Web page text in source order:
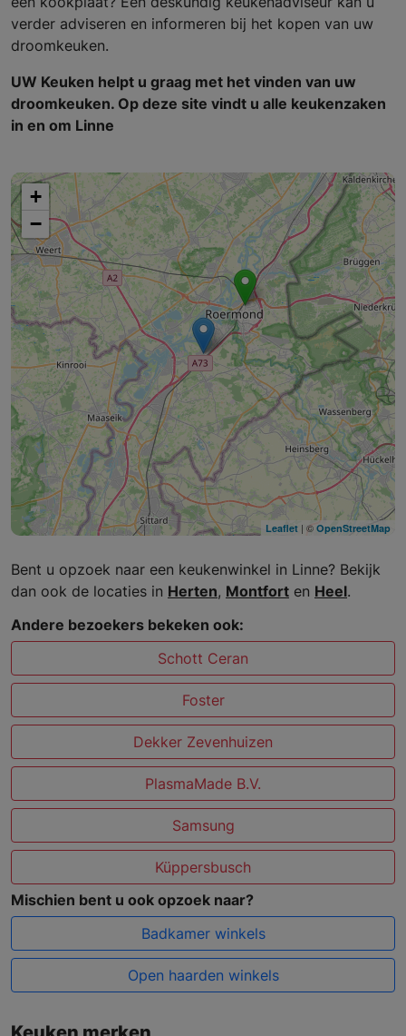
verder adviseren en informeren bij het kopen van uw
droomkeuken.
UW Keuken helpt u graag met het vinden van uw
droomkeuken. Op deze site vindt u alle keukenzaken
in en om Linne
+
−
Leaflet | © OpenStreetMap
Bent u opzoek naar een keukenwinkel in Linne? Bekijk
dan ook de locaties in Herten, Montfort en Heel.
Andere bezoekers bekeken ook:
Schott Ceran
Foster
Dekker Zevenhuizen
PlasmaMade B.V.
Samsung
Küppersbusch
Mischien bent u ook opzoek naar?
Badkamer winkels
Open haarden winkels